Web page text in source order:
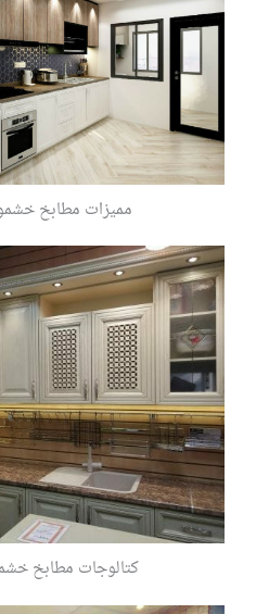
مميزات مطابخ
كتالوجات مطابخ